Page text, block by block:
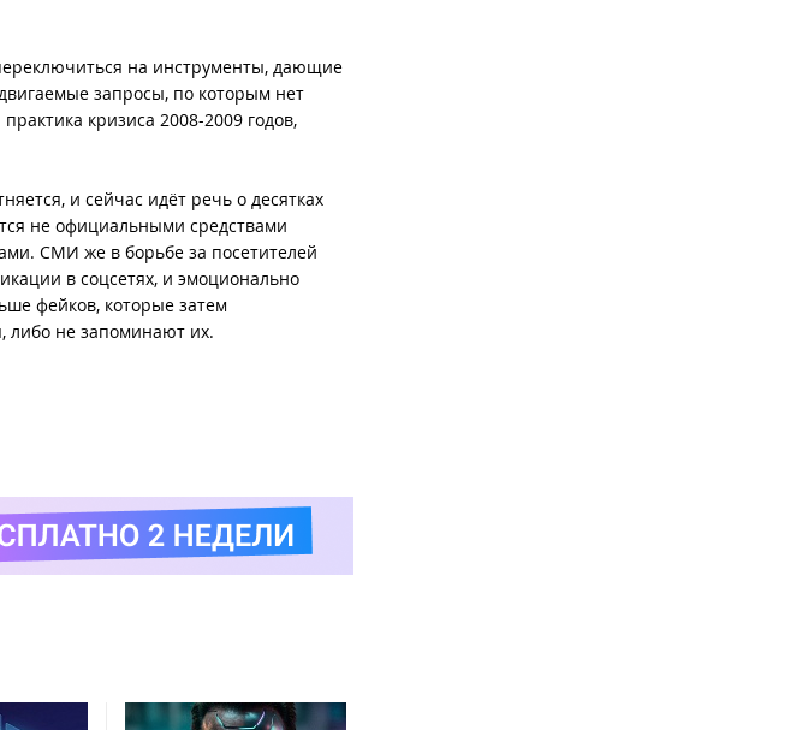
на инструменты, дающие
запросы, по которым нет
кризиса 2008-2009 годов,
и сейчас идёт речь о десятках
не официальными средствами
СМИ же в борьбе за посетителей
в соцсетях, и эмоционально
фейков, которые затем
либо не запоминают их.